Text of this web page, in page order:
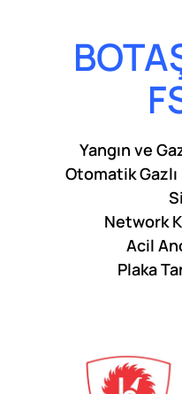
Yangın ve
Otomatik
Network
Acil
Plaka